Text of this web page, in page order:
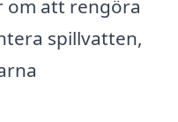
om att rengöra
spillvatten,